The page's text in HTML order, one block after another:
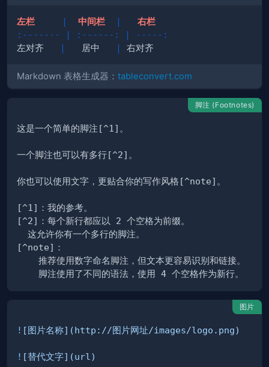
左栏 |
  中间栏
|
   右栏
:-------
| :------: |
-----:
左对齐
|
   居中
| 右对齐
Markdown 表格生成器： tableconvert.com
脚注 (Footnotes)
图片
! [图片名称](http://图片网址/images/logo.png)
! [替代文字](url )